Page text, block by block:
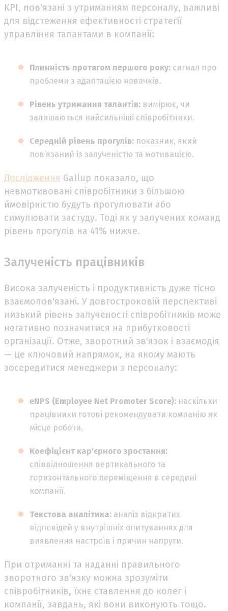
KPI, пов'язані з утриманням персоналу, важливі
для відстеження ефективності стратегії
управління талантами в компанії:
Плинність протягом першого року: сигнал про
проблеми з адаптацією новачків.
Рівень утримання талантів: вимірює, чи
залишаються найсильніші співробітники.
Середній рівень прогулів: показник, який
пов’язаний із залученістю та мотивацією.
Дослідження Gallup показало, що
невмотивовані співробітники з більшою
ймовірністю будуть прогулювати або
симулювати застуду. Тоді як у залучених команд
рівень прогулів на 41% нижче.
Залученість працівників
Висока залученість і продуктивність дуже тісно
взаємопов'язані. У довгостроковій перспективі
низький рівень залученості співробітників може
негативно позначитися на прибутковості
організації. Отже, зворотний зв'язок і взаємодія
— це ключовий напрямок, на якому мають
зосередитися менеджери з персоналу:
eNPS (Employee Net Promoter Score): наскільки
працівники готові рекомендувати компанію як
місце роботи.
Коефіцієнт кар'єрного зростання:
співвідношення вертикального та
горизонтального переміщення в середині
компанії.
Текстова аналітика: аналіз відкритих
відповідей у внутрішніх опитуваннях для
виявлення настроїв і причин напруги.
При отриманні та наданні правильного
зворотного зв'язку можна зрозуміти
співробітників, їхнє ставлення до колег і
компанії, завдань, які вони виконують тощо.